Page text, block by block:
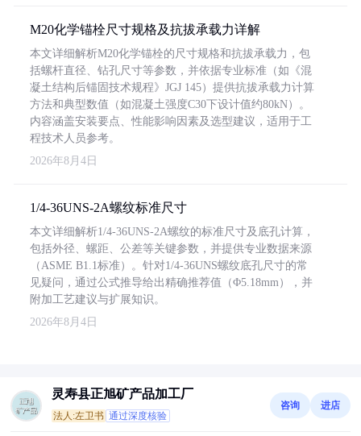
M20化学锚栓尺寸规格及抗拔承载力详解
本文详细解析M20化学锚栓的尺寸规格和抗拔承载力，包
括螺杆直径、钻孔尺寸等参数，并依据专业标准（如《混
凝土结构后锚固技术规程》JGJ 145）提供抗拔承载力计算
方法和典型数值（如混凝土强度C30下设计值约80kN）。
内容涵盖安装要点、性能影响因素及选型建议，适用于工
程技术人员参考。
2026年8月4日
1/4-36UNS-2A螺纹标准尺寸
本文详细解析1/4-36UNS-2A螺纹的标准尺寸及底孔计算，
包括外径、螺距、公差等关键参数，并提供专业数据来源
（ASME B1.1标准）。针对1/4-36UNS螺纹底孔尺寸的常
见疑问，通过公式推导给出精确推荐值（Φ5.18mm），并
附加工艺建议与扩展知识。
2026年8月4日
灵寿县正旭矿产品加工厂
法人:左卫书 通过深度核验
咨询 进店